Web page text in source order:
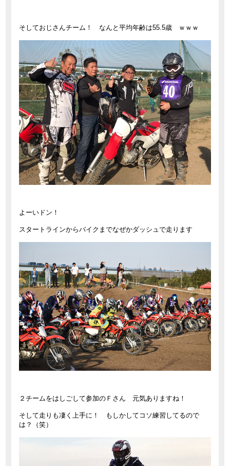
そしておじさんチーム！ なんと平均年齢は55.5歳 ｗｗｗ
よーいドン！
スタートラインからバイクまでなぜかダッシュで走ります
２チームをはしごして参加のＦさん 元気ありますね！
そして走りも凄く上手に！ もしかしてコソ練習してるので
は？（笑）